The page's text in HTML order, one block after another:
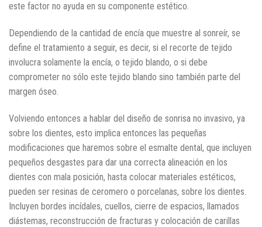
este factor no ayuda en su componente estético.
Dependiendo de la cantidad de encía que muestre al sonreír, se
define el tratamiento a seguir, es decir, si el recorte de tejido
involucra solamente la encía, o tejido blando, o si debe
comprometer no sólo este tejido blando sino también parte del
margen óseo.
Volviendo entonces a hablar del diseño de sonrisa no invasivo, ya
sobre los dientes, esto implica entonces las pequeñas
modificaciones que haremos sobre el esmalte dental, que incluyen
pequeños desgastes para dar una correcta alineación en los
dientes con mala posición, hasta colocar materiales estéticos,
pueden ser resinas de ceromero o porcelanas, sobre los dientes.
Incluyen bordes incídales, cuellos, cierre de espacios, llamados
diástemas, reconstrucción de fracturas y colocación de carillas